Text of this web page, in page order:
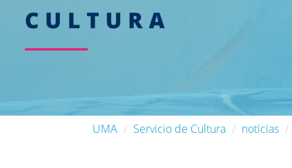
UMA Servicio de Cultura noticias